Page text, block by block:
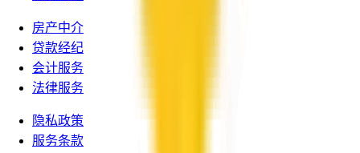
房产中介
贷款经纪
会计服务
法律服务
隐私政策
服务条款